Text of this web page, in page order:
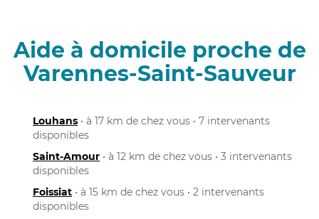
Aide à domicile proche de
Varennes-Saint-Sauveur
Louhans • à 17 km de chez vous • 7 intervenants
disponibles
Saint-Amour • à 12 km de chez vous • 3 intervenants
disponibles
Foissiat • à 15 km de chez vous • 2 intervenants
disponibles